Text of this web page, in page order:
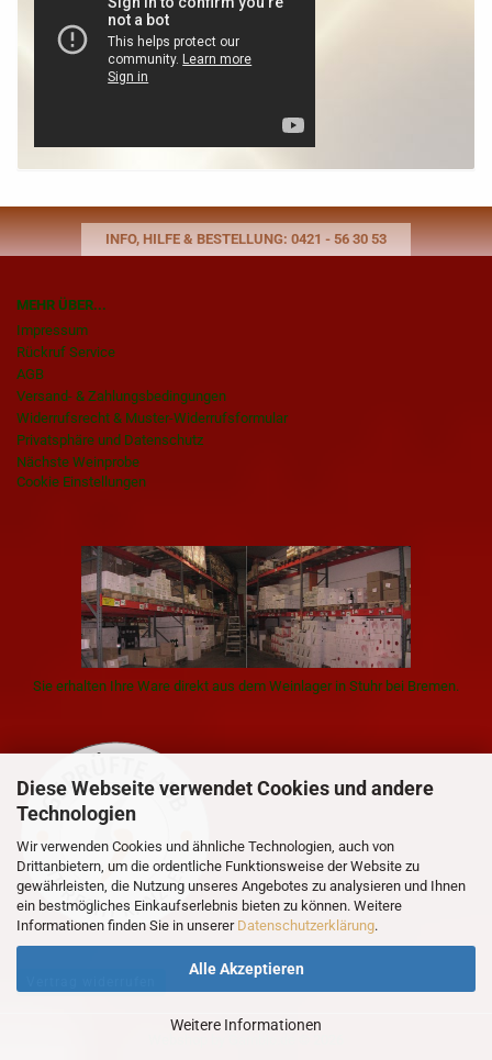
Diese Webseite verwendet Cookies und andere
Technologien
Wir verwenden Cookies und ähnliche Technologien, auch von
Drittanbietern, um die ordentliche Funktionsweise der Website zu
gewährleisten, die Nutzung unseres Angebotes zu analysieren und Ihnen
ein bestmögliches Einkaufserlebnis bieten zu können. Weitere
Informationen finden Sie in unserer Datenschutzerklärung.
Alle Akzeptieren
Weitere Informationen
INFO, HILFE & BESTELLUNG: 0421 - 56 30 53
MEHR ÜBER...
Impressum
Rückruf Service
AGB
Versand- & Zahlungsbedingungen
Widerrufsrecht & Muster-Widerrufsformular
Privatsphäre und Datenschutz
Nächste Weinprobe
Cookie Einstellungen
Sie erhalten Ihre Ware direkt aus dem Weinlager in Stuhr bei Bremen.